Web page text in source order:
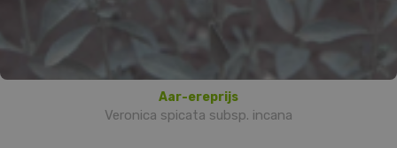
Aar-ereprijs
Veronica spicata subsp. incana